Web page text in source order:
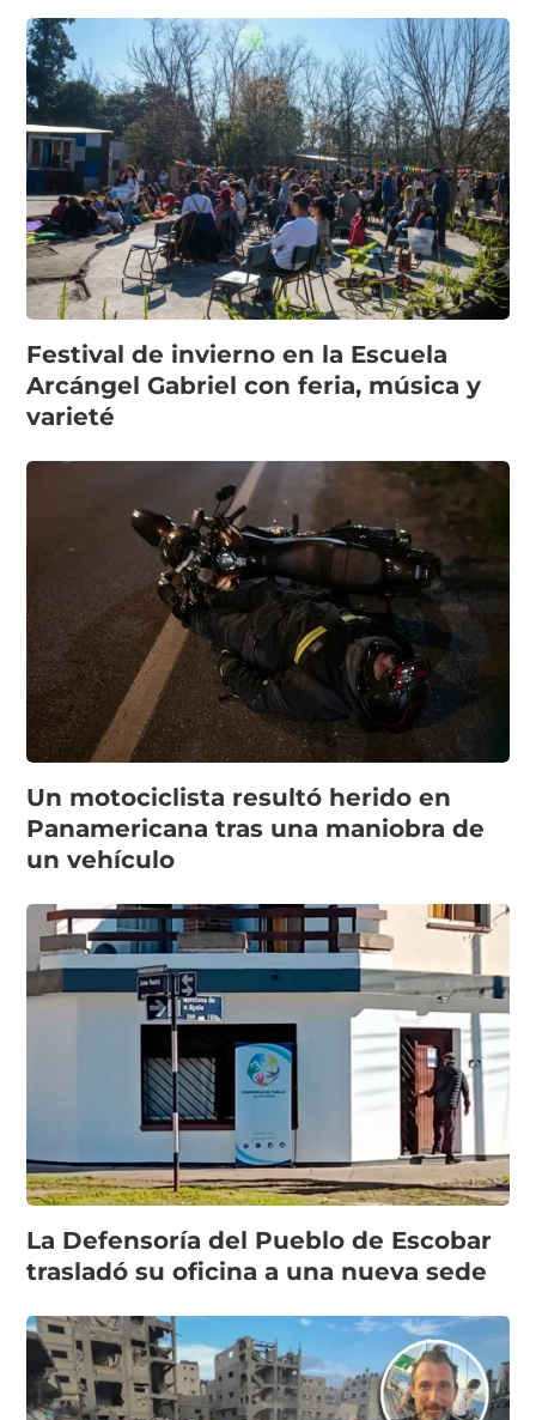
Festival de invierno en la Escuela
Arcángel Gabriel con feria, música y
varieté
Un motociclista resultó herido en
Panamericana tras una maniobra de
un vehículo
La Defensoría del Pueblo de Escobar
trasladó su oficina a una nueva sede